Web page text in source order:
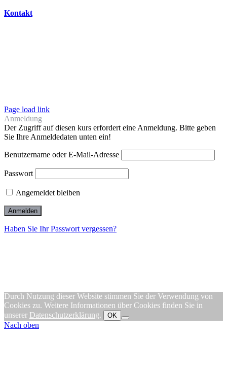
Kontakt
Page load link
Anmeldung
Der Zugriff auf diesen kurs erfordert eine Anmeldung. Bitte geben
Sie Ihre Anmeldedaten unten ein!
Benutzername oder E-Mail-Adresse
Passwort
Angemeldet bleiben
Haben Sie Ihr Passwort vergessen?
Durch Nutzung dieser Website stimmen Sie der Verwendung von
Cookies zu. Weitere Informationen über Cookies finden Sie in
unserer Datenschutzerklärung. OK
Nach oben